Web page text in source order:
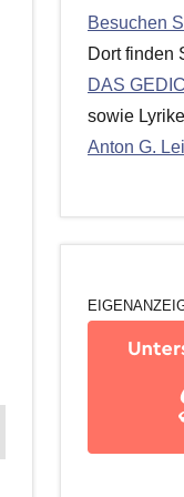
Besuchen
Dort finden
DAS
sowie
Anton G.